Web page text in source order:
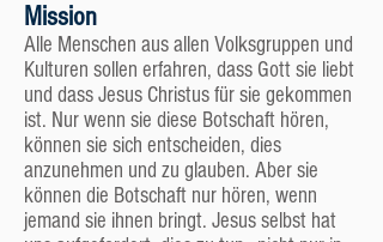
(z.B. ordinierten Geistlichen) vorbehalten sind.
Nicht nur der Pastor predigt, tauft, teilt das
Abendmahl aus etc., sondern dies machen
auch andere Mitarbeiter der Gemeinde.
Mitglieder, Freunde, Besucher, Kinder
– was bedeutet das?
Nicht jeder, der regelmäßig in unsere
Gemeinde kommt, will gleich offizielles Mitglied
Mission
Alle Menschen aus allen Volksgruppen und
Kulturen sollen erfahren, dass Gott sie liebt
und dass Jesus Christus für sie gekommen
ist. Nur wenn sie diese Botschaft hören,
können sie sich entscheiden, dies
anzunehmen und zu glauben. Aber sie
können die Botschaft nur hören, wenn
jemand sie ihnen bringt. Jesus selbst hat